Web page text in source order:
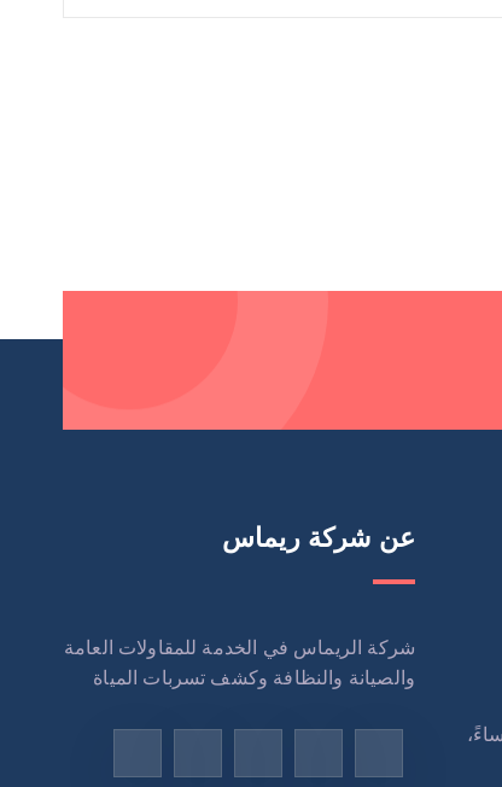
9:00 صباحًا – 5:00 مساءً،
عن شركة ريماس
شركة الريماس في الخدمة للمقاولات العامة
والصيانة والنظافة وكشف تسربات المياة